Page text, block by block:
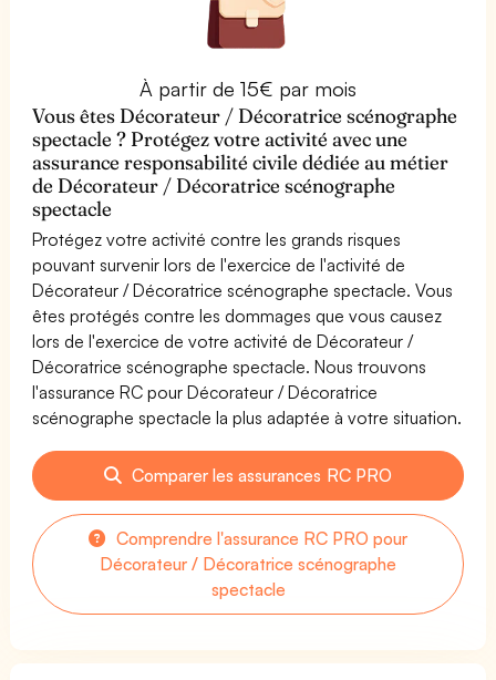
À partir de 15€ par mois
Vous êtes Décorateur / Décoratrice scénographe
spectacle ? Protégez votre activité avec une
assurance responsabilité civile dédiée au métier
de Décorateur / Décoratrice scénographe
spectacle
Protégez votre activité contre les grands risques
pouvant survenir lors de l'exercice de l'activité de
Décorateur / Décoratrice scénographe spectacle. Vous
êtes protégés contre les dommages que vous causez
lors de l'exercice de votre activité de Décorateur /
Décoratrice scénographe spectacle. Nous trouvons
l'assurance RC pour Décorateur / Décoratrice
scénographe spectacle la plus adaptée à votre situation.
Comparer les assurances RC PRO
Comprendre l'assurance RC PRO pour
Décorateur / Décoratrice scénographe
spectacle